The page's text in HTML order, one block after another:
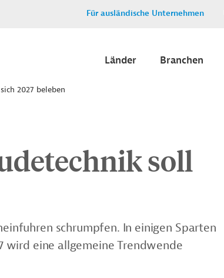
Für ausländische Unternehmen
Länder Branchen
2027 beleben
soll
schrumpfen. In einigen Sparten
wird eine allgemeine Trendwende